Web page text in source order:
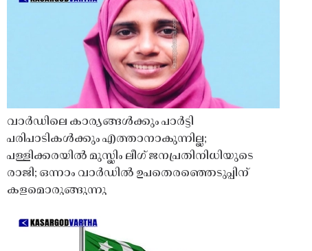
വാർഡിലെ കാര്യങ്ങൾക്കും പാർട്ടി
പരിപാടികൾക്കും എത്താനാകുന്നില്ല;
പള്ളിക്കരയിൽ മുസ്ലിം ലീഗ് ജനപ്രതിനിധിയുടെ
രാജി; ഒന്നാം വാർഡിൽ ഉപതെരഞ്ഞെടുപ്പിന്
കളമൊരുങ്ങുന്നു